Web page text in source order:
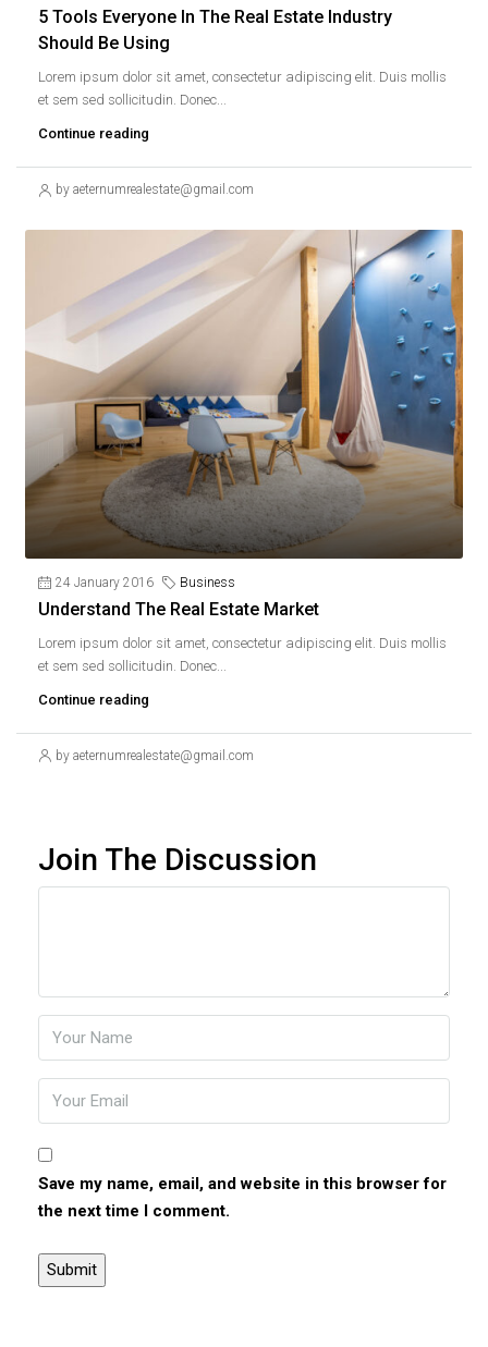
5 Tools Everyone In The Real Estate Industry
Should Be Using
Lorem ipsum dolor sit amet, consectetur adipiscing elit. Duis mollis
et sem sed sollicitudin. Donec...
Continue reading
by aeternumrealestate@gmail.com
24 January 2016 Business
Understand The Real Estate Market
Lorem ipsum dolor sit amet, consectetur adipiscing elit. Duis mollis
et sem sed sollicitudin. Donec...
Continue reading
by aeternumrealestate@gmail.com
Join The Discussion
Save my name, email, and website in this browser for
the next time I comment.